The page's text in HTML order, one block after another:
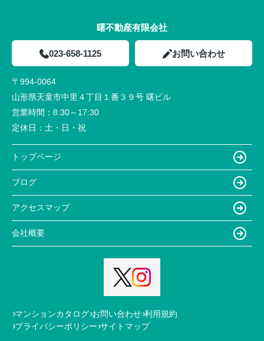
曙不動産有限会社
023-658-1125 お問い合わせ
〒994-0064
山形県天童市中里４丁目１番３９号 曙ビル
営業時間： 8:30～17:30
定休日： 土・日・祝
トップページ
ブログ
アクセスマップ
会社概要
マンションカタログ お問い合わせ 利用規約
プライバシーポリシー サイトマップ